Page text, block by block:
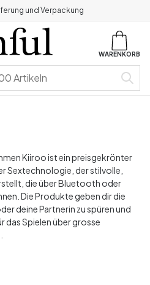
und Verpackung
WARENKORB
Kiiroo ist ein preisgekrönter
Sextechnologie, der stilvolle,
die über Bluetooth oder
Die Produkte geben dir die
deine Partnerin zu spüren und
das Spielen über grosse